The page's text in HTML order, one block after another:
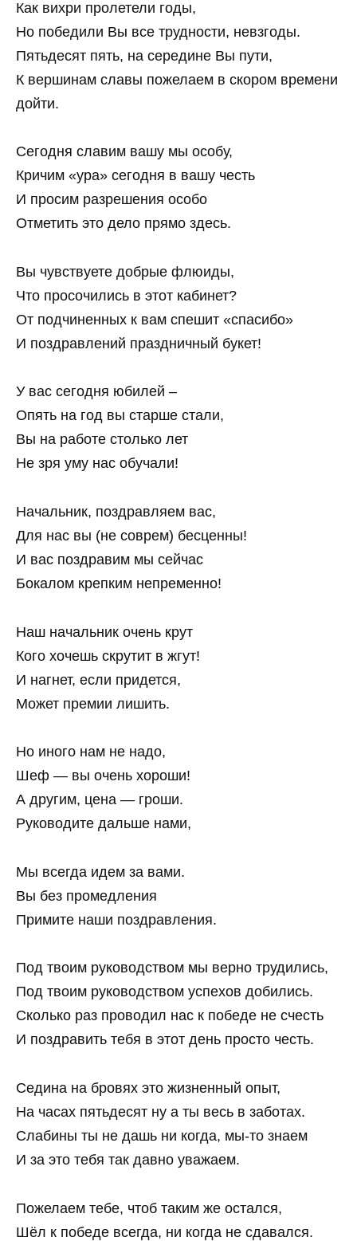
Как вихри пролетели годы,
Но победили Вы все трудности, невзгоды.
Пятьдесят пять, на середине Вы пути,
К вершинам славы пожелаем в скором времени
дойти.
Сегодня славим вашу мы особу,
Кричим «ура» сегодня в вашу честь
И просим разрешения особо
Отметить это дело прямо здесь.
Вы чувствуете добрые флюиды,
Что просочились в этот кабинет?
От подчиненных к вам спешит «спасибо»
И поздравлений праздничный букет!
У вас сегодня юбилей –
Опять на год вы старше стали,
Вы на работе столько лет
Не зря уму нас обучали!
Начальник, поздравляем вас,
Для нас вы (не соврем) бесценны!
И вас поздравим мы сейчас
Бокалом крепким непременно!
Наш начальник очень крут
Кого хочешь скрутит в жгут!
И нагнет, если придется,
Может премии лишить.
Но иного нам не надо,
Шеф — вы очень хороши!
А другим, цена — гроши.
Руководите дальше нами,
Мы всегда идем за вами.
Вы без промедления
Примите наши поздравления.
Под твоим руководством мы верно трудились,
Под твоим руководством успехов добились.
Сколько раз проводил нас к победе не счесть
И поздравить тебя в этот день просто честь.
Седина на бровях это жизненный опыт,
На часах пятьдесят ну а ты весь в заботах.
Слабины ты не дашь ни когда, мы-то знаем
И за это тебя так давно уважаем.
Пожелаем тебе, чтоб таким же остался,
Шёл к победе всегда, ни когда не сдавался.